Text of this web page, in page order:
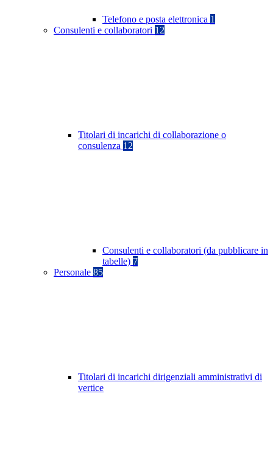
Telefono e posta elettronica 1
Consulenti e collaboratori 12
Titolari di incarichi di collaborazione o
consulenza 12
Consulenti e collaboratori (da pubblicare in
tabelle) 7
Personale 85
Titolari di incarichi dirigenziali amministrativi di
vertice